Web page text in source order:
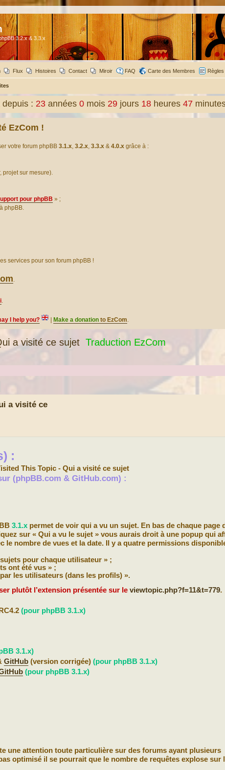
3.2.x & 3.3.x
Flux Histoires Contact Miroir FAQ Carte des Membres Règles
depuis : 23 années 0 mois 29 jours 18 heures 47
EzCom !
votre forum phpBB 3.1.x, 3.2.x, 3.3.x & 4.0.x grâce à :
projet sur mesure).
pour phpBB » ;
phpBB.
services pour son forum phpBB !
.
.
I help you? Make a donation to EzCom.
a visité ce sujet Traduction EzCom
a visité ce
:
This Topic - Qui a visité ce sujet
(phpBB.com & GitHub.com) :
3.1.x permet de voir qui a vu un sujet. En bas de chaque page
sur « Qui a vu le sujet » vous aurais droit à une popup qui
le nombre de vues et la date. Il y a quatre permissions
pour chaque utilisateur » ;
ont été vus » ;
les utilisateurs (dans les profils) ».
plutôt l’extension présentée sur leviewtopic.php?f=11&t=779.
(pour phpBB 3.1.x)
3.1.x)
GitHub (version corrigée)(pour phpBB 3.1.x)
(pour phpBB 3.1.x)
une attention toute particulière sur des forums ayant plusieurs
optimisé il se pourrait que le nombre de requêtes explose sur